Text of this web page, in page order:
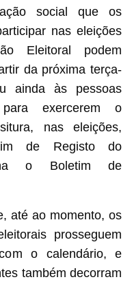
social que os
nas eleições
Eleitoral podem
da próxima terça-
ainda às pessoas
exercerem o
nas eleições,
de Registo do
o Boletim de
até ao momento, os
prosseguem
o calendário, e
também decorram